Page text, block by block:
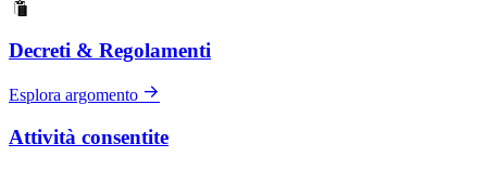
Decreti & Regolamenti
Esplora argomento
Attività consentite